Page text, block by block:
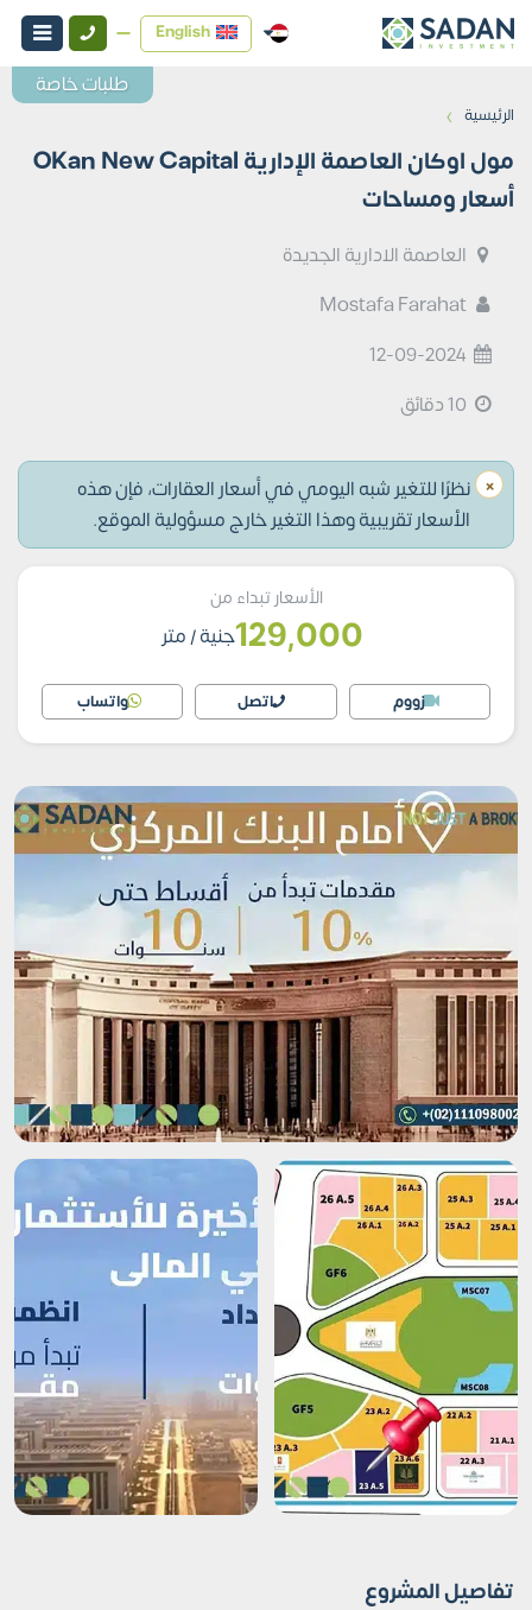
English
الرئيسية ›
مول اوكان العاصمة الإدارية OKan New Capital
أسعار ومساحات
العاصمة الادارية الجديدة
Mostafa Farahat
12-09-2024
× نظرًا للتغير شبه اليومي في أسعار العقارات، فإن هذه
الأسعار تقريبية وهذا التغير خارج مسؤولية الموقع.
الأسعار تبداء من
129,000جنية/ متر
زووم اتصل واتساب
تفاصيل المشروع
طلبات خاصة